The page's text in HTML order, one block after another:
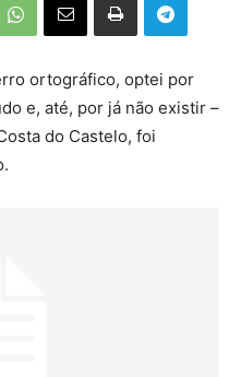
ortográfico, optei por
e, até, por já não existir –
do Castelo, foi